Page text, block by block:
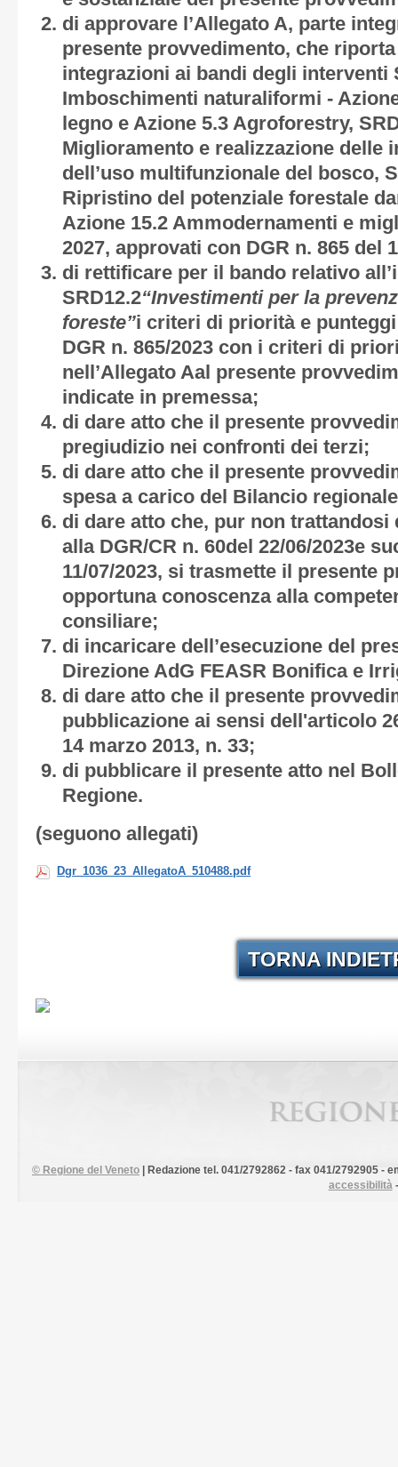
di approvare l’Allegato A, parte
presente provvedimento, che
integrazioni ai bandi degli interventi
Imboschimenti naturaliformi -
legno e Azione 5.3 Agroforestry,
Miglioramento e realizzazione delle
dell’uso multifunzionale del bosco,
Ripristino del potenziale forestale
Azione 15.2 Ammodernamenti e
2027, approvati con DGR n. 865 del
di rettificare per il bando relativo
SRD12.2“Investimenti per la
foreste”i criteri di priorità e
DGR n. 865/2023 con i criteri di
nell’Allegato Aal presente
indicate in premessa;
di dare atto che il presente
pregiudizio nei confronti dei terzi;
di dare atto che il presente
spesa a carico del Bilancio
di dare atto che, pur non
alla DGR/CR n. 60del 22/06/2023e
11/07/2023, si trasmette il presente
opportuna conoscenza alla
consiliare;
di incaricare dell’esecuzione del
Direzione AdG FEASR Bonifica e
di dare atto che il presente
pubblicazione ai sensi dell'articolo
14 marzo 2013, n. 33;
di pubblicare il presente atto nel
Regione.
(seguono allegati)
Dgr_1036_23_AllegatoA_510488.pdf
TORNA
© Regione del Veneto
| Redazione tel. 041/2792862 - fax 041/2792905 -
accessibilità